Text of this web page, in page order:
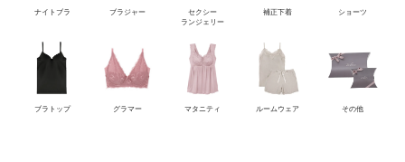
ナイトブラ ブラジャー
セクシー
ランジェリー
補正下着 ショーツ
ブラトップ グラマー マタニティ ルームウェア その他